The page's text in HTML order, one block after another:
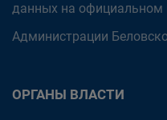
данных на официальном
Администрации
ОРГАНЫ ВЛАСТИ